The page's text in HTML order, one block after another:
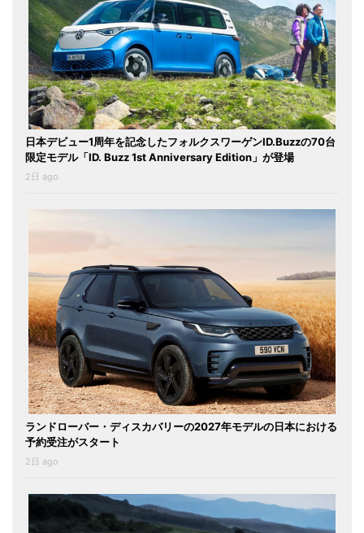
日本デビュー1周年を記念したフォルクスワーゲンID.Buzzの70台
限定モデル「ID. Buzz 1st Anniversary Edition」が登場
2日 ago
ランドローバー・ディスカバリーの2027年モデルの日本における
予約受注がスタート
2日 ago